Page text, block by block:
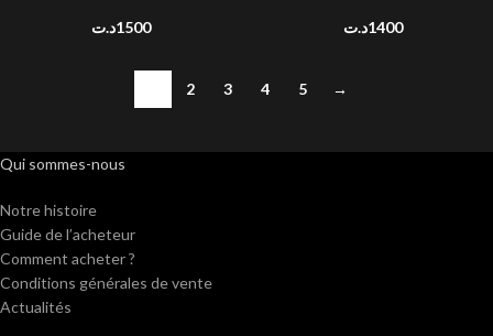
1500د.ت 1400د.ت
2 3 4 5 →
Qui sommes-nous
Notre histoire
Guide de l’acheteur
Comment acheter ?
Conditions générales de vente
Actualités